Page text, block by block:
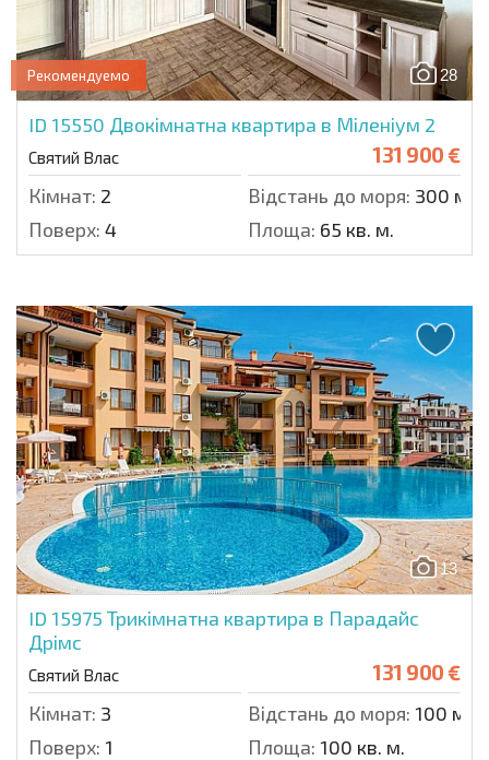
28
Рекомендуемо
ID 15550 Двокімнатна квартира в Міленіум 2
Святий Влас 131 900 €
Кімнат: 2 Відстань до моря: 300 м.
Поверх: 4 Площа: 65 кв. м.
13
ID 15975 Трикімнатна квартира в Парадайс
Дрімс
Святий Влас 131 900 €
Кімнат: 3 Відстань до моря: 100 м.
Поверх: 1 Площа: 100 кв. м.